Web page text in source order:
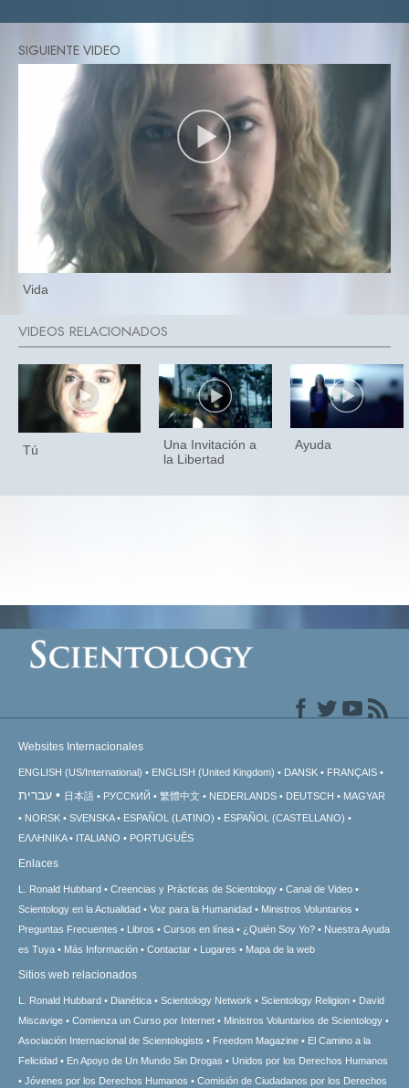
Vida
Tú
Una Invitación a
la Libertad
Ayuda
Websites Internacionales
ENGLISH (US/International) ENGLISH (United Kingdom) DANSK FRANÇAIS
עברית 日本語 РУССКИЙ 繁體中文 NEDERLANDS DEUTSCH
MAGYAR
NORSK
SVENSKA ESPAÑOL (LATINO)
ESPAÑOL (CASTELLANO)
ΕΛΛΗΝΙΚA
ITALIANO PORTUGUÊS
Enlaces
L. Ronald Hubbard Creencias y Prácticas de Scientology
Canal de Video
Scientology en la Actualidad
Voz para la Humanidad
Ministros Voluntarios
Preguntas Frecuentes
Libros Cursos en línea ¿Quién Soy Yo?
Nuestra Ayuda
es Tuya
Más Información Contactar Lugares Mapa de la web
Sitios web relacionados
L. Ronald Hubbard Dianética Scientology Network Scientology Religion
David
Miscavige
Comienza un Curso por Internet
Ministros Voluntarios de Scientology
Asociación Internacional de Scientologists
Freedom Magazine
El Camino a la
Felicidad
En Apoyo de Un Mundo Sin Drogas
Unidos por los Derechos Humanos
Jóvenes por los Derechos Humanos
Comisión de Ciudadanos por los Derechos